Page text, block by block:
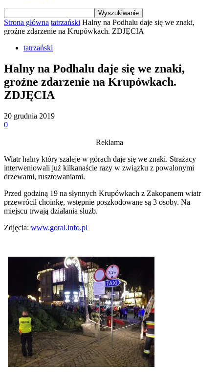
Strona główna tatrzański Halny na Podhalu daje się we znaki,
groźne zdarzenie na Krupówkach. ZDJĘCIA
tatrzański
Halny na Podhalu daje się we znaki,
groźne zdarzenie na Krupówkach.
ZDJĘCIA
20 grudnia 2019
0
Reklama
Wiatr halny który szaleje w górach daje się we znaki. Strażacy
interweniowali już kilkanaście razy w związku z powalonymi
drzewami, rusztowaniami.
Przed godziną 19 na słynnych Krupówkach z Zakopanem wiatr
przewrócił choinkę, wstępnie poszkodowane są 3 osoby. Na
miejscu trwają działania służb.
Zdjęcia: www.goral.info.pl